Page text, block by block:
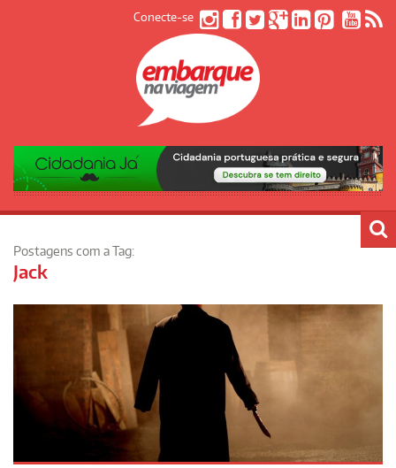
Conecte-se
Postagens com a Tag:
Jack